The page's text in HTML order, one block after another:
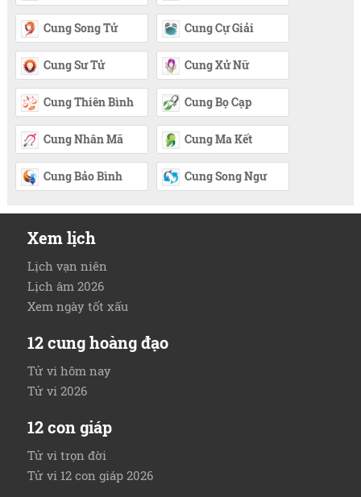
Cung Song Tử Cung Cự Giải
Cung Sư Tử Cung Xử Nữ
Cung Thiên Bình Cung Bọ Cạp
Cung Nhân Mã Cung Ma Kết
Cung Bảo Bình Cung Song Ngư
Xem lịch
Lịch vạn niên
Lịch âm 2026
Xem ngày tốt xấu
12 cung hoàng đạo
Tử vi hôm nay
Tử vi 2026
12 con giáp
Tử vi trọn đời
Tử vi 12 con giáp 2026